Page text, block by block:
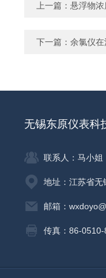
上一篇： 悬浮物
下一篇： 余氯仪
无锡东原仪表科
联系人：马小姐
地址：江苏省无
邮箱：
传真：86-